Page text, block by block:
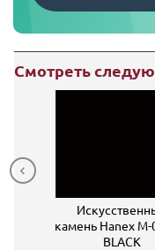
Смотреть
камень Hanex M-
BLACK